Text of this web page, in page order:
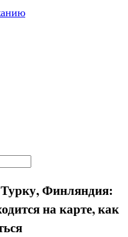
Финляндия:
на карте, как